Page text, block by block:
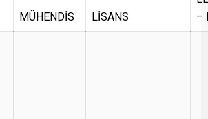
MÜHENDİS LİSANS
–